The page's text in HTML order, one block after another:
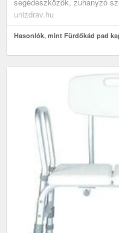
segédeszközök, zuhanyzó
unizdrav.hu
Hasonlók, mint Fürdőkád pad